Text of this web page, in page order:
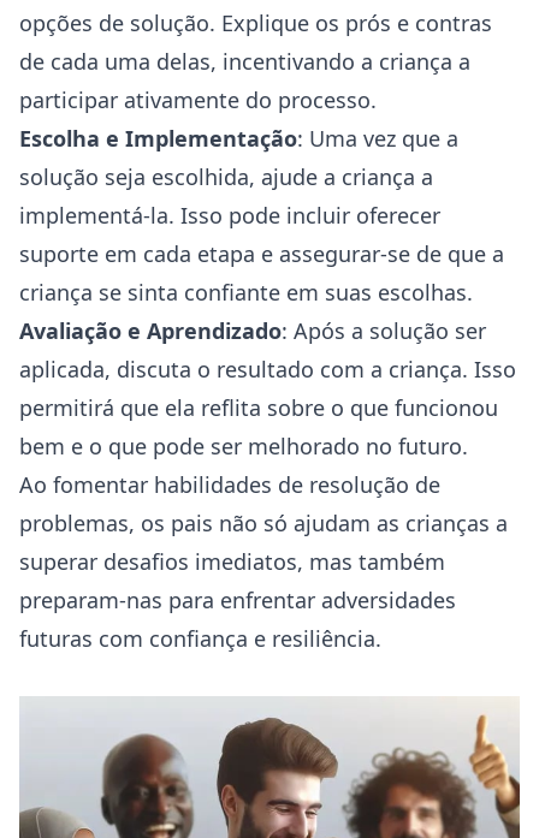
opções de solução. Explique os prós e contras
de cada uma delas, incentivando a criança a
participar ativamente do processo.
Escolha e Implementação: Uma vez que a
solução seja escolhida, ajude a criança a
implementá-la. Isso pode incluir oferecer
suporte em cada etapa e assegurar-se de que a
criança se sinta confiante em suas escolhas.
Avaliação e Aprendizado: Após a solução ser
aplicada, discuta o resultado com a criança. Isso
permitirá que ela reflita sobre o que funcionou
bem e o que pode ser melhorado no futuro.
Ao fomentar habilidades de resolução de
problemas, os pais não só ajudam as crianças a
superar desafios imediatos, mas também
preparam-nas para enfrentar adversidades
futuras com confiança e resiliência.